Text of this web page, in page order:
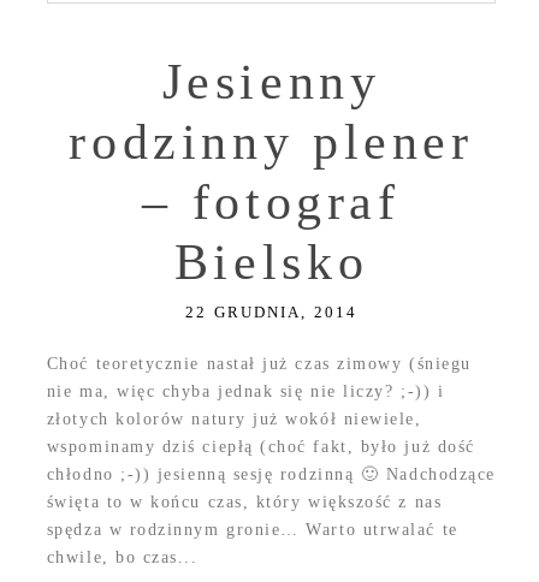
Jesienny
rodzinny plener
– fotograf
Bielsko
22 GRUDNIA, 2014
Choć teoretycznie nastał już czas zimowy (śniegu
nie ma, więc chyba jednak się nie liczy? ;-)) i
złotych kolorów natury już wokół niewiele,
wspominamy dziś ciepłą (choć fakt, było już dość
chłodno ;-)) jesienną sesję rodzinną 🙂 Nadchodzące
święta to w końcu czas, który większość z nas
spędza w rodzinnym gronie… Warto utrwalać te
chwile, bo czas...